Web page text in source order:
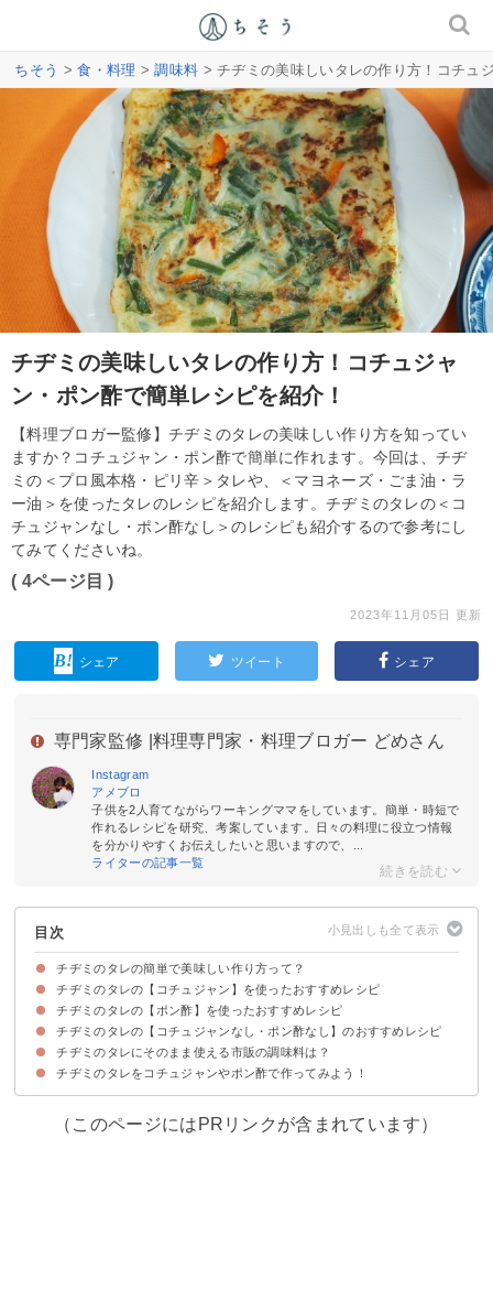
ちそう >食・料理 >調味料 > チヂミの美味しいタレの作り方！コチュ
チヂミの美味しいタレの作り方！コチュジャ
ン・ポン酢で簡単レシピを紹介！
【料理ブロガー監修】チヂミのタレの美味しい作り方を知ってい
ますか？コチュジャン・ポン酢で簡単に作れます。今回は、チヂ
ミの＜プロ風本格・ピリ辛＞タレや、＜マヨネーズ・ごま油・ラ
ー油＞を使ったタレのレシピを紹介します。チヂミのタレの＜コ
チュジャンなし・ポン酢なし＞のレシピも紹介するので参考にし
てみてくださいね。
( 4ページ目 )
2023年11月05日 更新
シェア ツイート シェア
専門家監修 | 料理専門家・料理ブロガー どめさん
Instagram
アメブロ
子供を2人育てながらワーキングママをしています。簡単・時短で
作れるレシピを研究、考案しています。日々の料理に役立つ情報
を分かりやすくお伝えしたいと思いますので、...
ライターの記事一覧
目次
チヂミのタレの簡単で美味しい作り方って？
チヂミのタレの【コチュジャン】を使ったおすすめレシピ
チヂミのプロ風本格タレ｜コチュジャン×砂糖
チヂミの甘辛タレ｜コチュジャン×はちみつ
チヂミのごま油タレ｜コチュジャン×ごま油
チヂミのラー油タレ｜コチュジャン×ラー油
チヂミのマヨネーズタレ｜コチュジャン×マヨネーズ
チヂミのタレの【ポン酢】を使ったおすすめレシピ
チヂミのさっぱりタレ｜ポン酢×ごま油
チヂミの香味タレ｜ポン酢×ネギ
チヂミのピリ辛タレ｜ポン酢×豆板醤
チヂミのタレの【コチュジャンなし・ポン酢なし】のおすすめレシピ
コチュジャン・ポン酢なしタレ｜マヨネーズ×醤油
チヂミのタレにそのまま使える市販の調味料は？
①チヂミのタレ【おたふくソース】
②チヂミのタレ【ユウキ食品】
③チヂミのタレ（さっぱり醤油味）【ユウキ食品】
④自家製チヂミのタレ【でりかおんどる】
チヂミのタレをコチュジャンやポン酢で作ってみよう！
（このページにはPRリンクが含まれています）